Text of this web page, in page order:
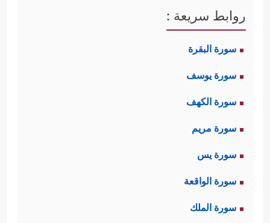
روابط سريعة :
سورة البقرة
سورة يوسف
سورة الكهف
سورة مريم
سورة يس
سورة الواقعة
سورة الملك